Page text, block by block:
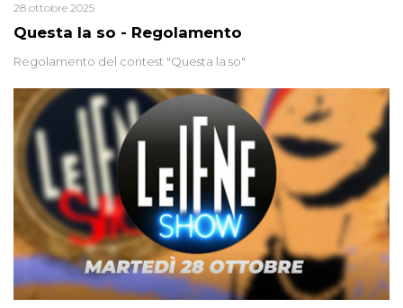
Questa la so - Regolamento
28 ottobre 2025
Regolamento del contest "Questa la so"